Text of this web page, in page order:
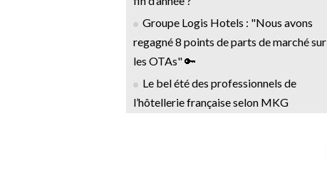
Groupe Logis Hotels : "Nous avons
regagné 8 points de parts de marché sur
les OTAs" 🔑
Le bel été des professionnels de
l’hôtellerie française selon MKG